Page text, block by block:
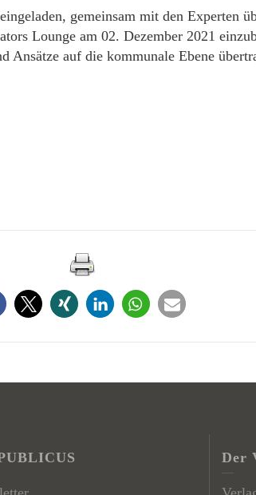
gemeinsam mit den Experten
Lounge am 02. Dezember 2021
Ansätze auf die kommunale Ebene
Der